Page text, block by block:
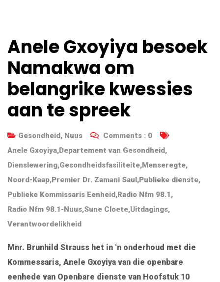
Anele Gxoyiya besoek
Namakwa om
belangrike kwessies
aan te spreek
Gesondheid, Nuus Comments : 0
Anele Gxoyiya,Departement van Gesondheid,
Dienslewering,Gesondheidsfasiliteite,Menseregte,
Noord-Kaap,Premier Dr. Zamani Saul,Publieke dienste,
Publieke Kommissaris Eenheid,Radio Nfm 98.1,
Radio Nfm 98.1-Nuus,Sune Cloete,Uitdagings,
Verantwoordelikheid
Mnr. Brunhild Strauss het in ‘n onderhoud met die
Kommessaris, Anele Gxoyiya van die openbare
eenhede van Openbare dienste van Hoofstuk 10